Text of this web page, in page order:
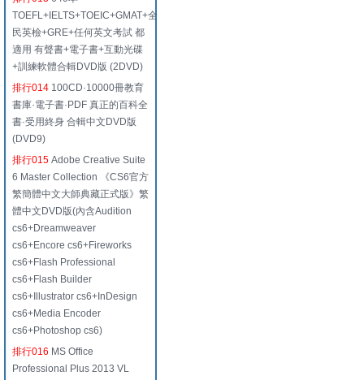
TOEFL+IELTS+TOEIC+GMAT+全
民英檢+GRE+任何英文考試 都
適用 有聲書+電子書+互動光碟
+訓練軟體合輯DVD版 (2DVD)
排行014 100CD·10000冊教育
書庫·電子書·PDF 真正的百科全
書·受用終身 合輯中文DVD版
(DVD9)
排行015 Adobe Creative Suite
6 Master Collection 《CS6官方
繁簡體中文大師典藏正式版》繁
體中文DVD版(內含Audition
cs6+Dreamweaver
cs6+Encore cs6+Fireworks
cs6+Flash Professional
cs6+Flash Builder
cs6+Illustrator cs6+InDesign
cs6+Media Encoder
cs6+Photoshop cs6)
排行016 MS Office
Professional Plus 2013 VL